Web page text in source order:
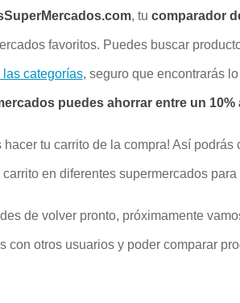
, tu comparador
favoritos. Puedes buscar
las categorías, seguro que encontrarás
puedes ahorrar entre un
hacer tu carrito de la compra! Así
en diferentes supermercados
de volver pronto, próximamente
con otros usuarios y poder comparar